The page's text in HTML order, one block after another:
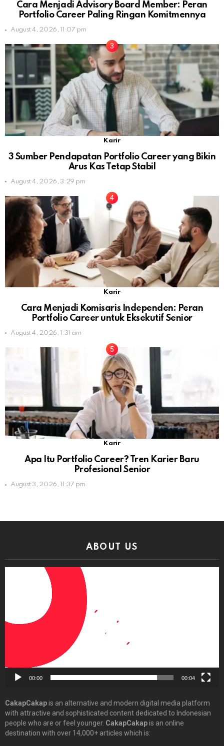
Cara Menjadi Advisory Board Member: Peran
Portfolio Career Paling Ringan Komitmennya
August 4, 2026, 11:07 pm
Karir
3 Sumber Pendapatan Portfolio Career yang Bikin
Arus Kas Tetap Stabil
August 4, 2026, 3:29 pm
Karir
Cara Menjadi Komisaris Independen: Peran
Portfolio Career untuk Eksekutif Senior
August 4, 2026, 1:31 am
Karir
Apa Itu Portfolio Career? Tren Karier Baru
Profesional Senior
August 3, 2026, 11:37 pm
ABOUT US
00:00 00:04
CakapCakapis an alternative and modern digital media platform
with attractive and sophisticated content dedicated to Indonesian
people who are or feel younger. CakapCakapis an online
destination with over 14,000+ articles which is: